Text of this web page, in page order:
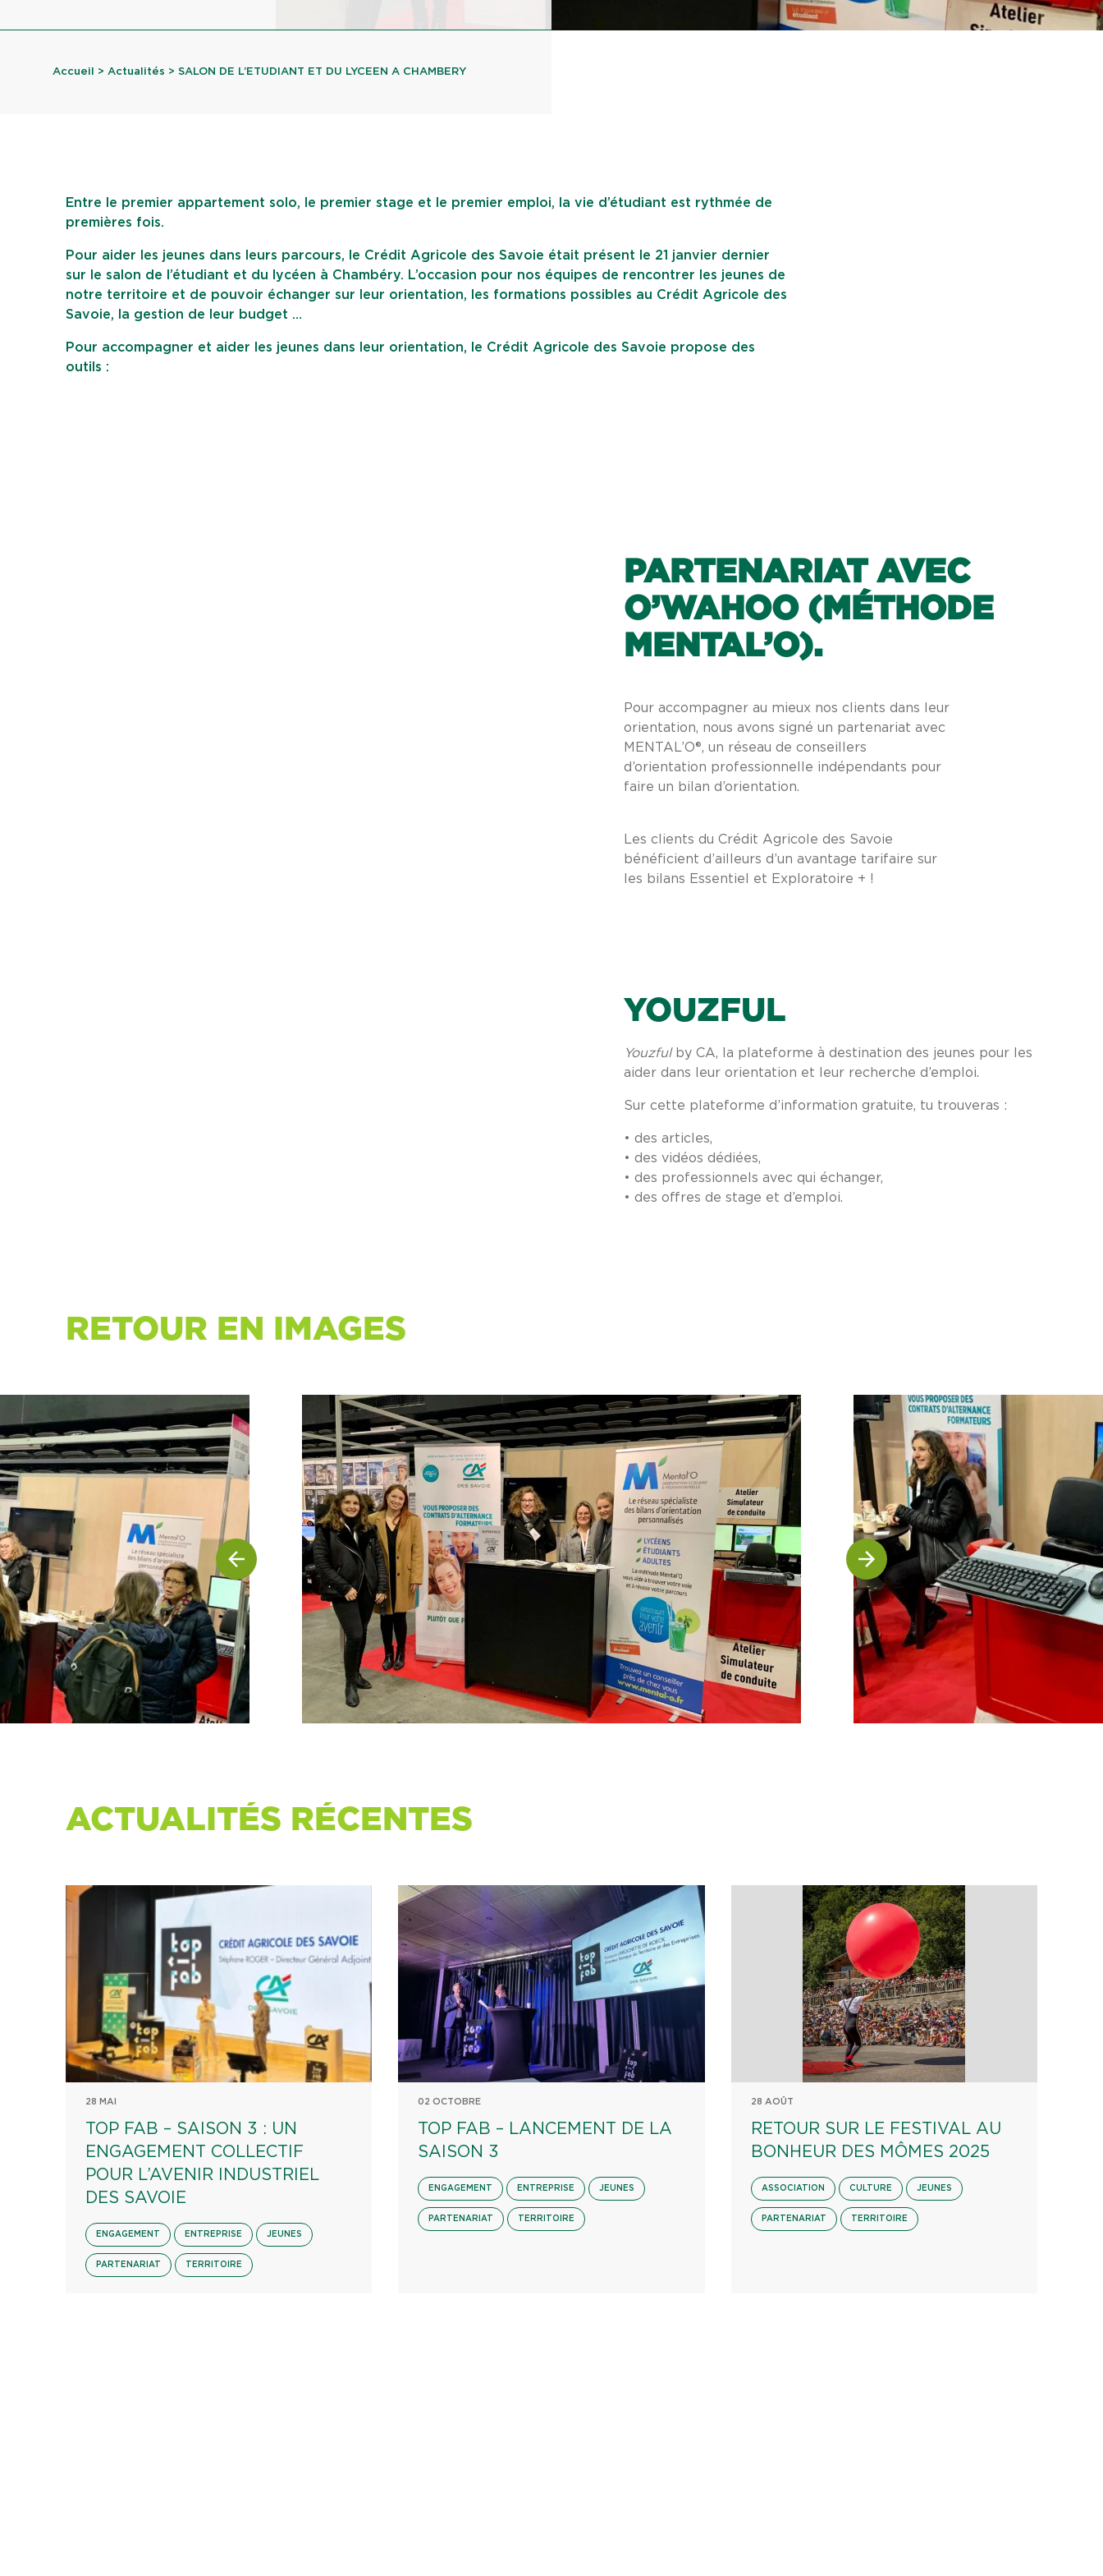
Accueil > Actualités > SALON DE L’ETUDIANT ET DU LYCEEN A CHAMBERY
Entre le premier appartement solo, le premier stage et le premier emploi, la vie d’étudiant est rythmée de
premières fois.
Pour aider les jeunes dans leurs parcours, le Crédit Agricole des Savoie était présent le 21 janvier dernier
sur le salon de l’étudiant et du lycéen à Chambéry. L’occasion pour nos équipes de rencontrer les jeunes de
notre territoire et de pouvoir échanger sur leur orientation, les formations possibles au Crédit Agricole des
Savoie, la gestion de leur budget …
Pour accompagner et aider les jeunes dans leur orientation, le Crédit Agricole des Savoie propose des
outils :
PARTENARIAT AVEC
O’WAHOO (MÉTHODE
MENTAL’O).
Pour accompagner au mieux nos clients dans leur
orientation, nous avons signé un partenariat avec
MENTAL’O®, un réseau de conseillers
d’orientation professionnelle indépendants pour
faire un bilan d’orientation.
Les clients du Crédit Agricole des Savoie
bénéficient d’ailleurs d’un avantage tarifaire sur
les bilans Essentiel et Exploratoire + !
YOUZFUL
Youzfulby CA, la plateforme à destination des jeunes pour les
aider dans leur orientation et leur recherche d’emploi.
Sur cette plateforme d’information gratuite, tu trouveras :
• des articles,
• des vidéos dédiées,
• des professionnels avec qui échanger,
• des offres de stage et d’emploi.
RETOUR EN IMAGES
ACTUALITÉS RÉCENTES
28 MAI
TOP FAB – SAISON 3 : UN
ENGAGEMENT COLLECTIF
POUR L’AVENIR INDUSTRIEL
DES SAVOIE
ENGAGEMENT ENTREPRISE JEUNES
PARTENARIAT TERRITOIRE
02 OCTOBRE
TOP FAB – LANCEMENT DE LA
SAISON 3
ENGAGEMENT ENTREPRISE JEUNES
PARTENARIAT TERRITOIRE
28 AOÛT
RETOUR SUR LE FESTIVAL AU
BONHEUR DES MÔMES 2025
ASSOCIATION CULTURE JEUNES
PARTENARIAT TERRITOIRE